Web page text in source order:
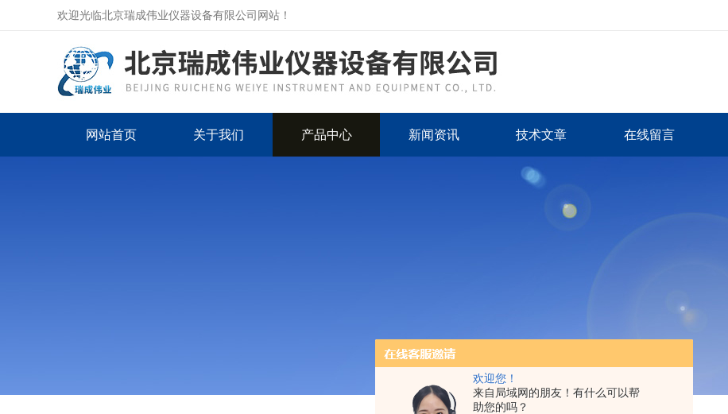
欢迎您！
来自局域网的朋友！有什么可以帮
助您的吗？
欢迎光临北京瑞成伟业仪器设备有限公司网站！
网站首页 关于我们 产品中心 新闻资讯 技术文章 在线留言